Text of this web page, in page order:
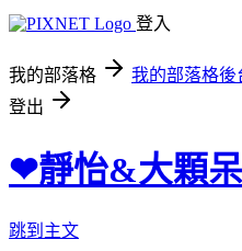
登入
我的部落格 我的部落格後
登出
❤靜怡&大顆
跳到主文